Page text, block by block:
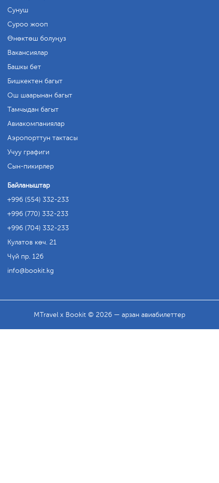
Сунуш
Суроо жооп
Өнөктөш болуңуз
Вакансиялар
Башкы бет
Бишкектен багыт
Ош шаарынан багыт
Тамчыдан багыт
Авиакомпаниялар
Аэропорттун тактасы
Учуу графиги
Сын-пикирлер
Байланыштар
+996 (554) 332-233
+996 (770) 332-233
+996 (704) 332-233
Кулатов көч. 21
Чүй пр. 126
info
bookit.kg
MTravel x Bookit © 2026 — арзан авиабилеттер